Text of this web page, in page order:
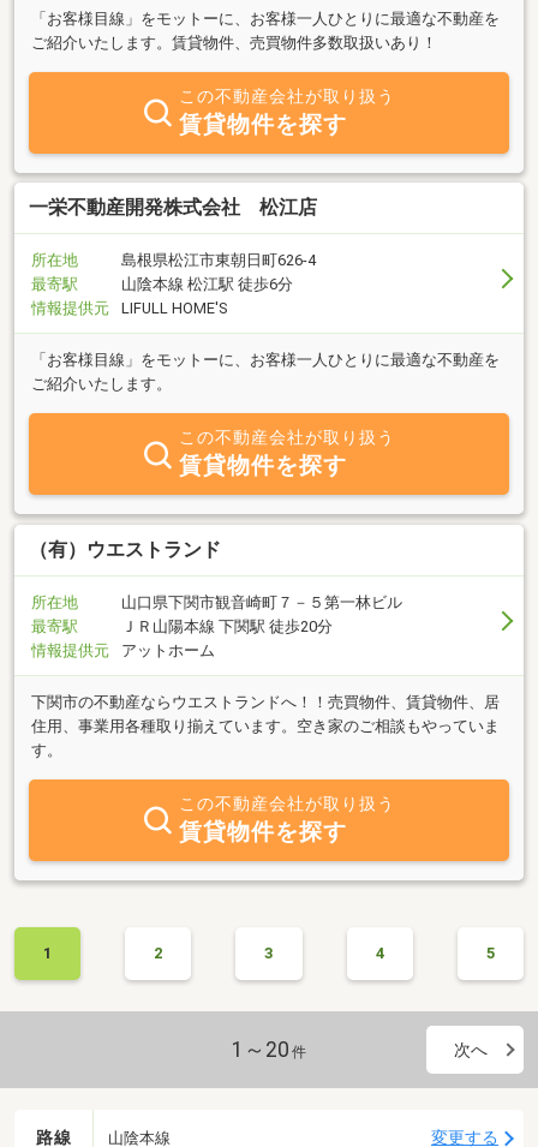
「お客様目線」をモットーに、お客様一人ひとりに最適な不動産を
ご紹介いたします。賃貸物件、売買物件多数取扱いあり！
この不動産会社が取り扱う
賃貸物件を探す
一栄不動産開発株式会社 松江店
所在地
島根県松江市東朝日町626-4
最寄駅
山陰本線 松江駅 徒歩6分
情報提供元
LIFULL HOME'S
「お客様目線」をモットーに、お客様一人ひとりに最適な不動産を
ご紹介いたします。
この不動産会社が取り扱う
賃貸物件を探す
（有）ウエストランド
所在地
山口県下関市観音崎町７－５第一林ビル
最寄駅
ＪＲ山陽本線 下関駅 徒歩20分
情報提供元
アットホーム
下関市の不動産ならウエストランドへ！！売買物件、賃貸物件、居
住用、事業用各種取り揃えています。空き家のご相談もやっていま
す。
この不動産会社が取り扱う
賃貸物件を探す
1 2 3 4 5
1～20 件 次へ
路線 山陰本線 変更する